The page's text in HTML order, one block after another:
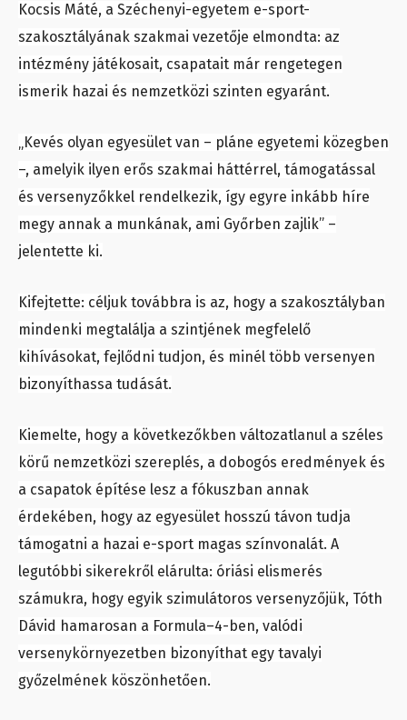
Kocsis Máté, a Széchenyi-egyetem e-sport-
szakosztályának szakmai vezetője elmondta: az
intézmény játékosait, csapatait már rengetegen
ismerik hazai és nemzetközi szinten egyaránt.
„Kevés olyan egyesület van – pláne egyetemi közegben
–, amelyik ilyen erős szakmai háttérrel, támogatással
és versenyzőkkel rendelkezik, így egyre inkább híre
megy annak a munkának, ami Győrben zajlik” –
jelentette ki.
Kifejtette: céljuk továbbra is az, hogy a szakosztályban
mindenki megtalálja a szintjének megfelelő
kihívásokat, fejlődni tudjon, és minél több versenyen
bizonyíthassa tudását.
Kiemelte, hogy a következőkben változatlanul a széles
körű nemzetközi szereplés, a dobogós eredmények és
a csapatok építése lesz a fókuszban annak
érdekében, hogy az egyesület hosszú távon tudja
támogatni a hazai e-sport magas színvonalát. A
legutóbbi sikerekről elárulta: óriási elismerés
számukra, hogy egyik szimulátoros versenyzőjük, Tóth
Dávid hamarosan a Formula–4-ben, valódi
versenykörnyezetben bizonyíthat egy tavalyi
győzelmének köszönhetően.